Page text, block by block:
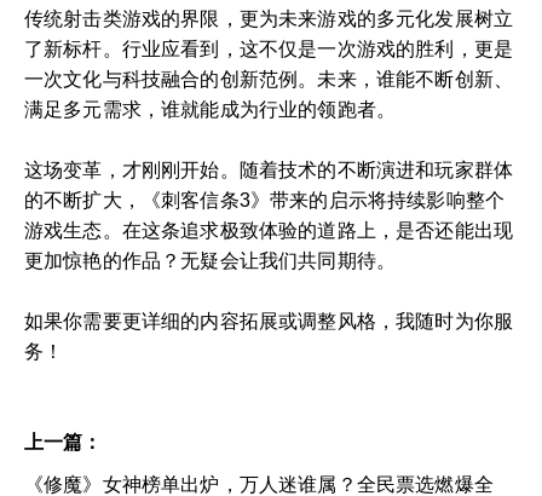
传统射击类游戏的界限，更为未来游戏的多元化发展树立
了新标杆。行业应看到，这不仅是一次游戏的胜利，更是
一次文化与科技融合的创新范例。未来，谁能不断创新、
满足多元需求，谁就能成为行业的领跑者。
这场变革，才刚刚开始。随着技术的不断演进和玩家群体
的不断扩大，《刺客信条3》带来的启示将持续影响整个
游戏生态。在这条追求极致体验的道路上，是否还能出现
更加惊艳的作品？无疑会让我们共同期待。
如果你需要更详细的内容拓展或调整风格，我随时为你服
务！
上一篇：
《修魔》女神榜单出炉，万人迷谁属？全民票选燃爆全